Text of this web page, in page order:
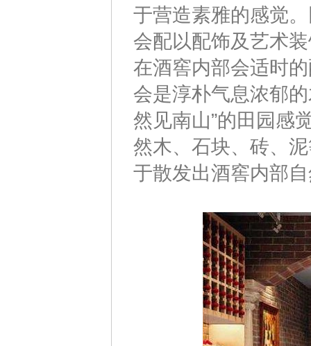
于营造素雅的感觉
会配以配饰及艺术
在酒窖内部会适时
会是淳朴气息浓郁
然见南山”的田园感
然木、石块、砖、
于散发出酒窖内部